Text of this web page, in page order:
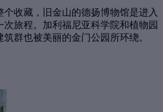
收藏，旧金山的德扬博物馆是进入
旅程。加利福尼亚科学院和植物园
群也被美丽的金门公园所环绕。